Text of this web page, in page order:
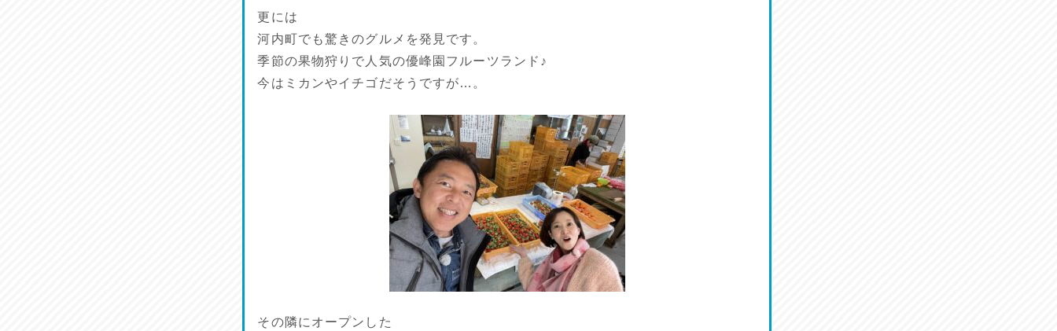
更には
河内町でも驚きのグルメを発見です。
季節の果物狩りで人気の優峰園フルーツランド♪
今はミカンやイチゴだそうですが…。
その隣にオープンした